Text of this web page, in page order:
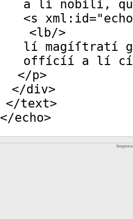
a lí nobílí,
<s xml:id="
<lb/>
lí magíſtratí
offícíí a lí
</p>
</div>
</text>
</echo>